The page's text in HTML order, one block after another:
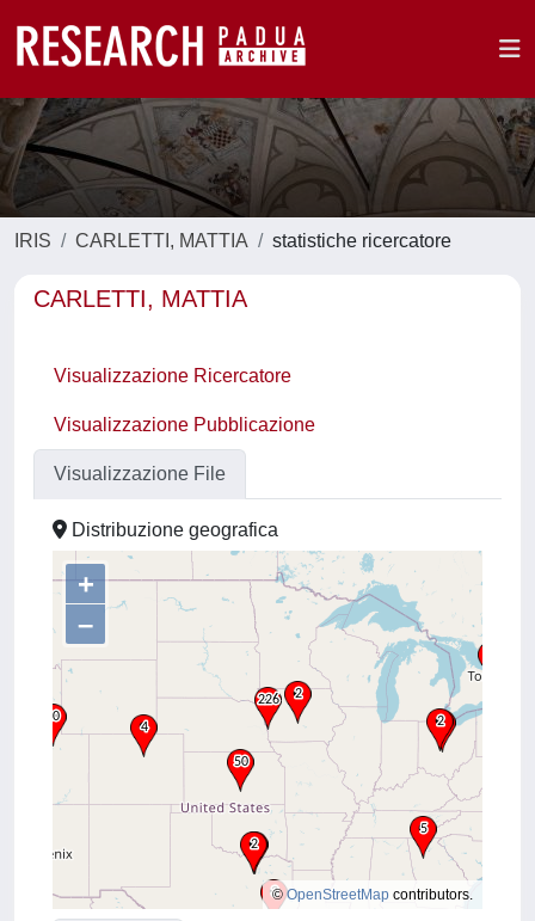
IRIS CARLETTI, MATTIA statistiche ricercatore
CARLETTI, MATTIA
Visualizzazione Ricercatore
Visualizzazione Pubblicazione
Visualizzazione File
Distribuzione geografica
+
–
©OpenStreetMap contributors.